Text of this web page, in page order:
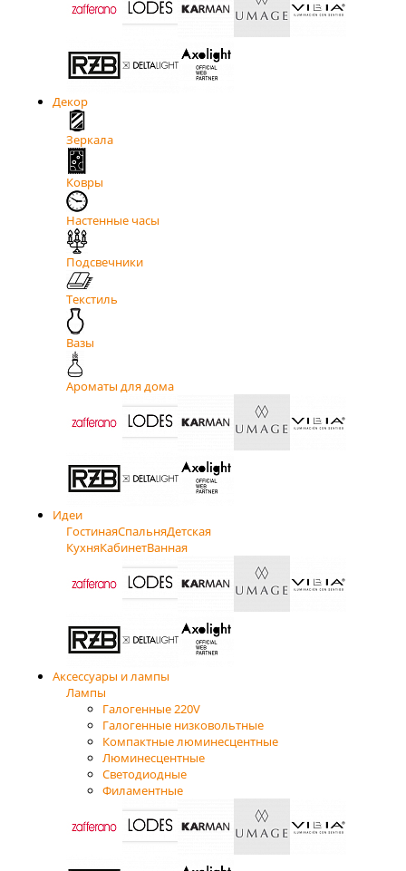
Декор
Зеркала
Ковры
Настенные часы
Подсвечники
Текстиль
Вазы
Ароматы для дома
Идеи
ГостинаяСпальняДетская
КухняКабинетВанная
Аксессуары и лампы
Лампы
Галогенные 220V
Галогенные низковольтные
Компактные люминесцентные
Люминесцентные
Светодиодные
Филаментные